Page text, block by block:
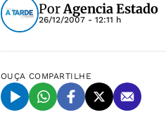
PorAgencia Estado
26/12/2007 - 12:11 h
OUÇA COMPARTILHE